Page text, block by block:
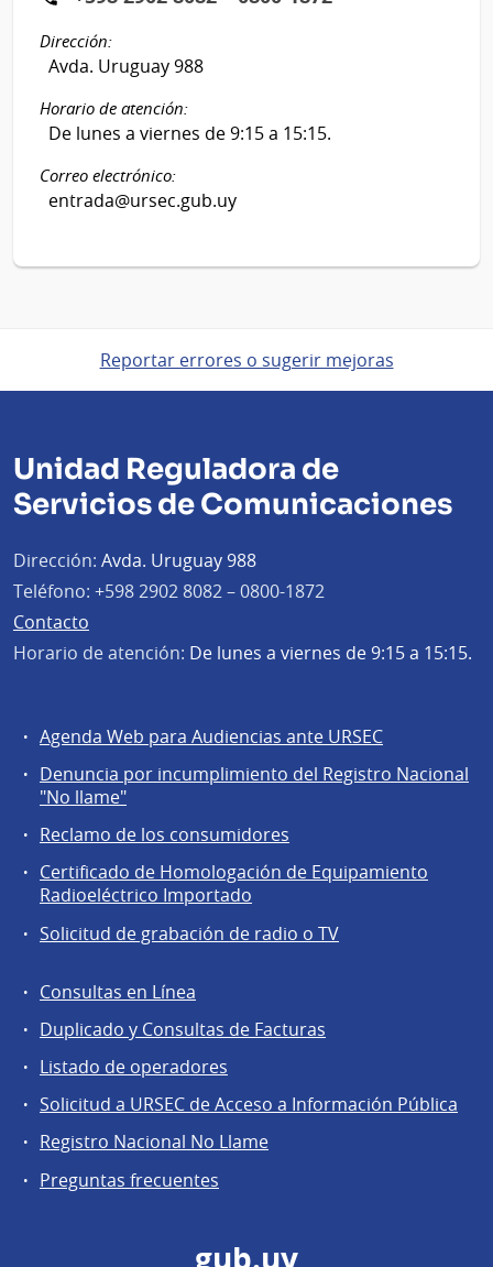
Dirección:
Avda. Uruguay 988
Horario de atención:
De lunes a viernes de 9:15 a 15:15.
Correo electrónico:
entrada@ursec.gub.uy
Reportar errores o sugerir mejoras
Unidad Reguladora de
Servicios de Comunicaciones
Dirección: Avda. Uruguay 988
Teléfono: +598 2902 8082 – 0800-1872
Contacto
Horario de atención: De lunes a viernes de 9:15 a 15:15.
Servicios
comunidad
Agenda Web para Audiencias ante URSEC
Denuncia por incumplimiento del Registro Nacional
"No llame"
Reclamo de los consumidores
Certificado de Homologación de Equipamiento
Radioeléctrico Importado
Solicitud de grabación de radio o TV
Agentes
regulados
Consultas en Línea
Duplicado y Consultas de Facturas
Listado de operadores
Solicitud a URSEC de Acceso a Información Pública
Registro Nacional No Llame
Preguntas frecuentes